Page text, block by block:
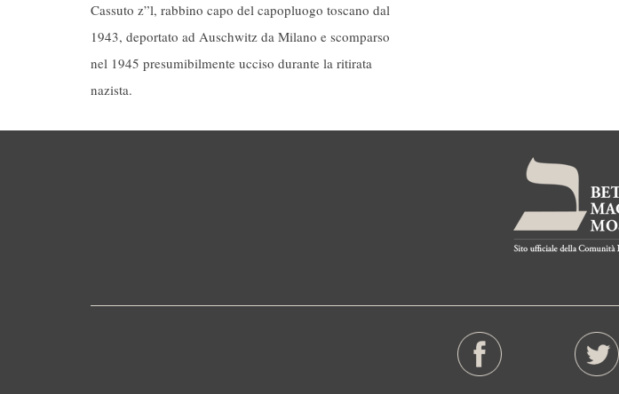
Cassuto z”l, rabbino capo del capopluogo toscano dal
1943, deportato ad Auschwitz da Milano e scomparso
nel 1945 presumibilmente ucciso durante la ritirata
nazista.